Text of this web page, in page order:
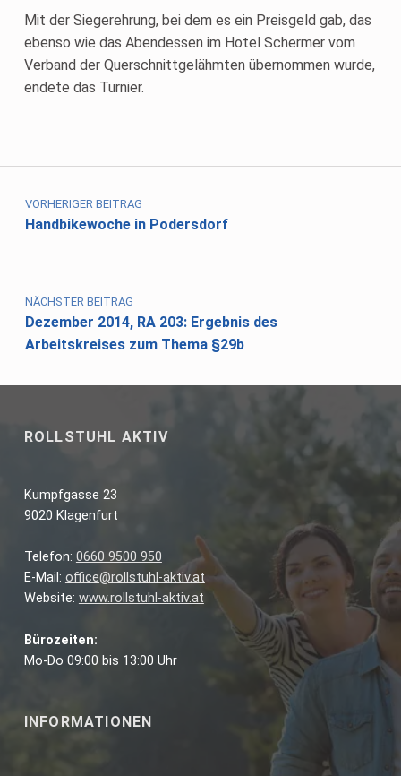
Mit der Siegerehrung, bei dem es ein Preisgeld gab, das
ebenso wie das Abendessen im Hotel Schermer vom
Verband der Querschnittgelähmten übernommen wurde,
endete das Turnier.
Beitragsnavigation
VORHERIGER BEITRAG
Handbikewoche in Podersdorf
NÄCHSTER BEITRAG
Dezember 2014, RA 203: Ergebnis des
Arbeitskreises zum Thema §29b
ROLLSTUHL AKTIV
Kumpfgasse 23
9020 Klagenfurt
Telefon: 0660 9500 950
E-Mail: office@rollstuhl-aktiv.at
Website: www.rollstuhl-aktiv.at
Bürozeiten:
Mo-Do 09:00 bis 13:00 Uhr
INFORMATIONEN